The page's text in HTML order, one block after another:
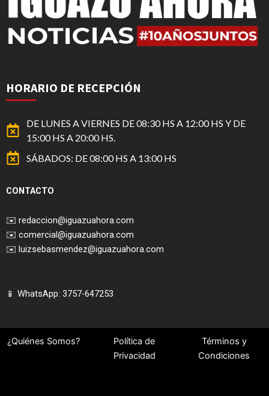
HORARIO DE RECEPCIÓN
DE LUNES A VIERNES DE 08:30 HS A 12:00 HS Y DE
15:00 HS A 20:00 HS.
SÁBADOS: DE 08:00 HS A 13:00 HS
CONTACTO
✉️ redaccion@iguazuahora.com
✉️ comercial@iguazuahora.com
✉️ luizsebasmendez@iguazuahora.com
📱 WhatsApp: 3757-647253
¿Quiénes Somos?
Política de
Privacidad
Términos y
Condiciones